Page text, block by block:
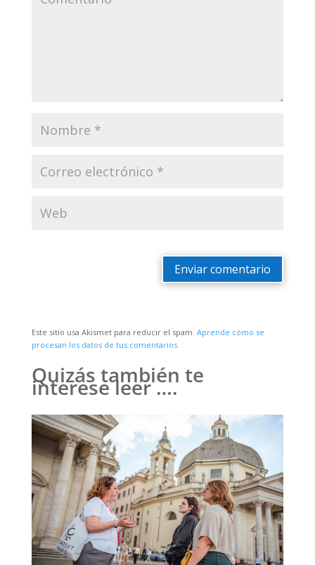
Enviar comentario
Este sitio usa Akismet para reducir el spam. Aprende cómo se
procesan los datos de tus comentarios.
Quizás también te
interese leer ….